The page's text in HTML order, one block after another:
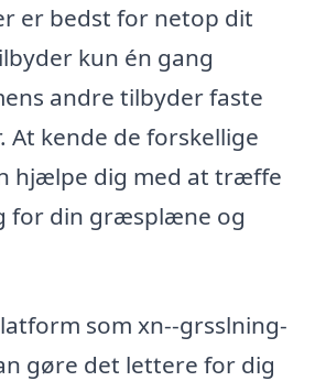
er bedst for netop dit
kun én gang
andre tilbyder faste
At kende de forskellige
hjælpe dig med at træffe
for din græsplæne og
som xn--grsslning-
gøre det lettere for dig